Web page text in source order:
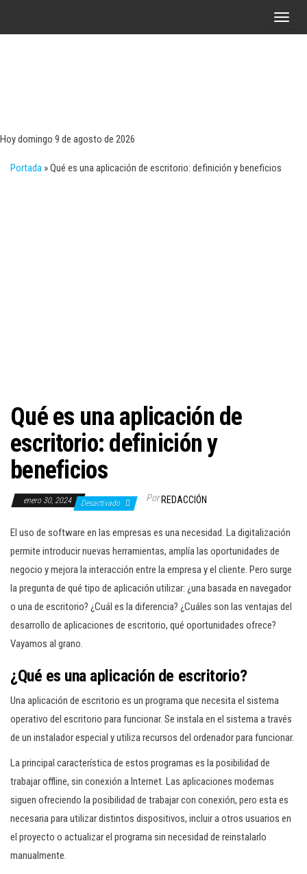
A
Hoy domingo 9 de agosto de 2026
Portada »Qué es una aplicación de escritorio: definición y beneficios
Qué es una aplicación de
escritorio: definición y
beneficios
enero 30, 2024 Desactivado Por REDACCIÓN
El uso de software en las empresas es una necesidad. La digitalización
permite introducir nuevas herramientas, amplía las oportunidades de
negocio y mejora la interacción entre la empresa y el cliente. Pero surge
la pregunta de qué tipo de aplicación utilizar: ¿una basada en navegador
o una de escritorio? ¿Cuál es la diferencia? ¿Cuáles son las ventajas del
desarrollo de aplicaciones de escritorio, qué oportunidades ofrece?
Vayamos al grano.
¿Qué es una aplicación de escritorio?
Una aplicación de escritorio es un programa que necesita el sistema
operativo del escritorio para funcionar. Se instala en el sistema a través
de un instalador especial y utiliza recursos del ordenador para funcionar.
La principal característica de estos programas es la posibilidad de
trabajar offline, sin conexión a Internet. Las aplicaciones modernas
siguen ofreciendo la posibilidad de trabajar con conexión, pero esta es
necesaria para utilizar distintos dispositivos, incluir a otros usuarios en
el proyecto o actualizar el programa sin necesidad de reinstalarlo
manualmente.